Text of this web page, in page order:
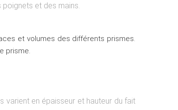
et des mains.
et volumes des différents prismes.
prisme.
varient en épaisseur et hauteur du fait